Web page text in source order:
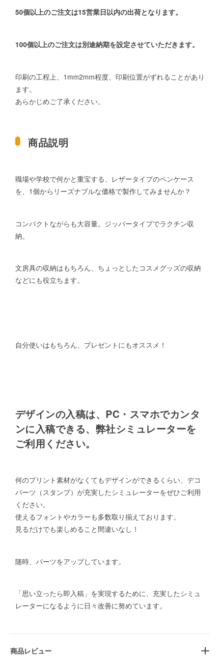
50個以上のご注文は15営業日以内の出荷となります。
100個以上のご注文は別途納期を設定させていただきます。
印刷の工程上、1mm2mm程度、印刷位置がずれることがあり
ます。
あらかじめご了承ください。
商品説明
職場や学校で何かと重宝する、レザータイプのペンケース
を、1個からリーズナブルな価格で製作してみませんか？
コンパクトながらも大容量。ジッパータイプでラクチン収
納。
文房具の収納はもちろん、ちょっとしたコスメグッズの収納
などにも役立ちます。
自分使いはもちろん、プレゼントにもオススメ！
デザインの入稿は、PC・スマホでカンタ
ンに入稿できる、弊社シミュレーターを
ご利用ください。
何のプリント素材がなくてもデザインができるくらい、デコ
パーツ（スタンプ）が充実したシミュレーターをぜひご利用
ください。
使えるフォントやカラーも多数取り揃えております。
見るだけでも楽しめること間違いなし！
随時、パーツをアップしています。
「思い立ったら即入稿」を実現するために、充実したシミュ
レーターになるように日々改善に努めています。
商品レビュー